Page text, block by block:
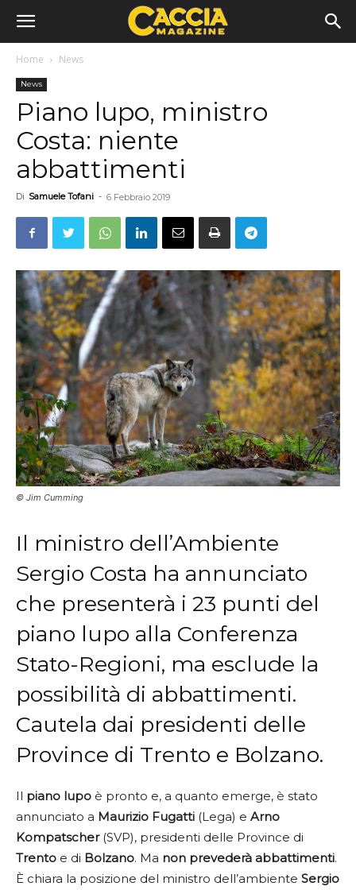
Home News
News
Piano lupo, ministro
Costa: niente
abbattimenti
Di Samuele Tofani - 6 Febbraio 2019
© Jim Cumming
Il ministro dell’Ambiente
Sergio Costa ha annunciato
che presenterà i 23 punti del
piano lupo alla Conferenza
Stato-Regioni, ma esclude la
possibilità di abbattimenti.
Cautela dai presidenti delle
Province di Trento e Bolzano.
Il piano lupo è pronto e, a quanto emerge, è stato
annunciato a Maurizio Fugatti (Lega) e Arno
Kompatscher(SVP), presidenti delle Province di
Trento e di Bolzano. Ma non prevederà abbattimenti.
È chiara la posizione del ministro dell’ambiente Sergio